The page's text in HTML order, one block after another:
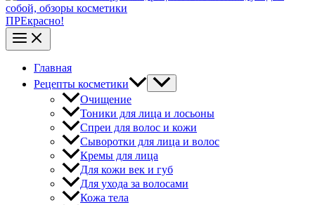
ПРЕкрасно!
Главная
Рецепты косметики
Очищение
Тоники для лица и лосьоны
Спреи для волос и кожи
Сыворотки для лица и волос
Кремы для лица
Для кожи век и губ
Для ухода за волосами
Кожа тела